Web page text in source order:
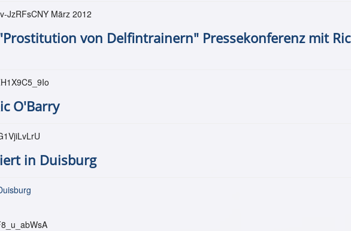
JzRFsCNY März 2012
von Delfintrainern" Pressekonferenz mit Ric
O'Barry
in Duisburg